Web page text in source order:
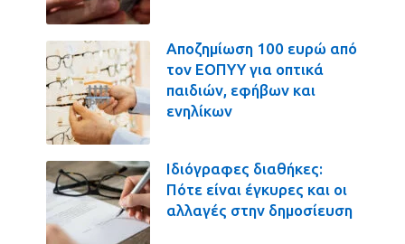
Αποζημίωση 100 ευρώ από
τον ΕΟΠΥΥ για οπτικά
παιδιών, εφήβων και
ενηλίκων
Ιδιόγραφες διαθήκες:
Πότε είναι έγκυρες και οι
αλλαγές στην δημοσίευση